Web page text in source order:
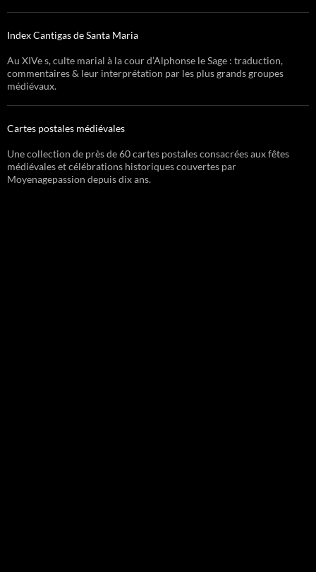
Index Cantigas de Santa Maria
Au XIVe s, culte marial à la cour d’Alphonse le Sage : traduction,
commentaires & leur interprétation par les plus grands groupes
médiévaux.
Cartes postales médiévales
Une collection de près de 60 cartes postales consacrées aux fêtes
médiévales et célébrations historiques couvertes par
Moyenagepassion depuis dix ans.